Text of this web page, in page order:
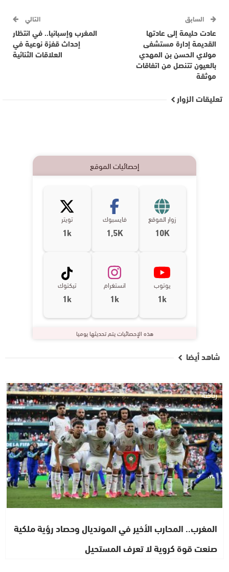
السابق
عادت حليمة إلى عادتها
القديمة إدارة مستشفى
مولاي الحسن بن المهدي
بالعيون تتنصل من اتفاقات
موثقة
التالي
المغرب وإسبانيا.. في انتظار
إحداث قفزة نوعية في
العلاقات الثنائية
تعليقات الزوار
إحصائيات الموقع
زوار الموقع
10K
فايسبوك
1,5K
تويتر
1k
يوتوب
1k
انستغرام
1k
تيكتوك
1k
هذه الإحصائيات يتم تحديثها يوميا
شاهد أيضا
رياضة
المغرب.. المحارب الأخير في المونديال وحصاد رؤية ملكية
صنعت قوة كروية لا تعرف المستحيل